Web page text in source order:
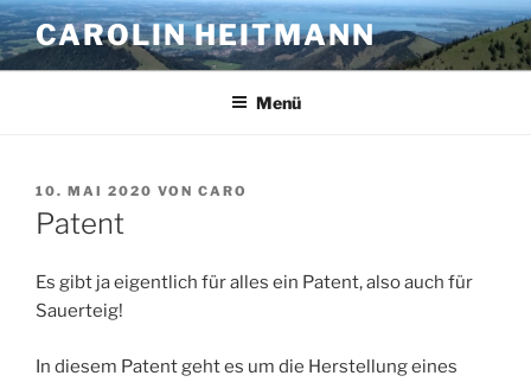
Zum
Inhalt
springen
CAROLIN HEITMANN
Menü
VERÖFFENTLICHT
AM
10. MAI 2020 VON CARO
Patent
Es gibt ja eigentlich für alles ein Patent, also auch für
Sauerteig!
In diesem Patent geht es um die Herstellung eines